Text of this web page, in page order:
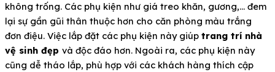
không trống. Các phụ kiện như giá treo khăn, gương,… đem
lại sự gần gũi thân thuộc hơn cho căn phòng màu trắng
đơn điệu. Việc lắp đặt các phụ kiện này giúp trang trí nhà
vệ sinh đẹp và độc đáo hơn. Ngoài ra, các phụ kiện này
cũng dễ tháo lắp, phù hợp với các khách hàng thích cập